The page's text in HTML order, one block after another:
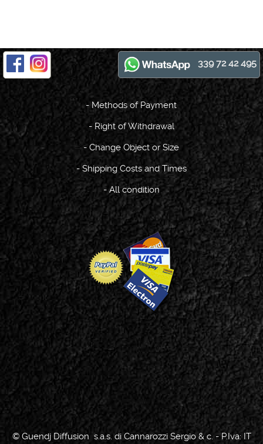
339 72 42 495
- Methods of Payment
- Right of Withdrawal
-Change Object or Size
- Shipping Costs and Times
-All condition
© Guendj Diffusion s.a.s. di Cannarozzi Sergio & c. - P.Iva: IT